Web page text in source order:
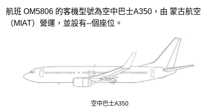
航班 OM5806 的客機型號為空中巴士A350，由 蒙古航空
（MIAT）營運，並設有--個座位。
空中巴士A350